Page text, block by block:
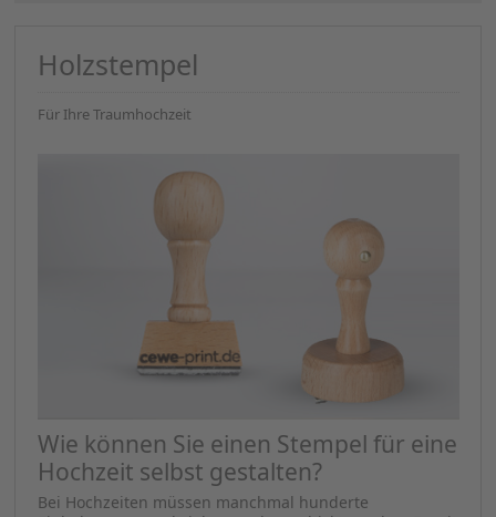
Holzstempel
Für Ihre Traumhochzeit
Wie können Sie einen Stempel für eine
Hochzeit selbst gestalten?
Bei Hochzeiten müssen manchmal hunderte